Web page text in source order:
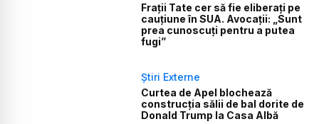
Frații Tate cer să fie eliberați pe
cauțiune în SUA. Avocații: „Sunt
prea cunoscuți pentru a putea
fugi”
Știri Externe
Curtea de Apel blochează
construcția sălii de bal dorite de
Donald Trump la Casa Albă